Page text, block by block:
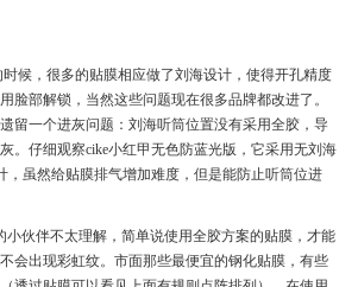
时候，很多的贴膜相应做了刘海设计，使得开孔精度
脸部解锁，当然这些问题现在很多品牌都改进了。
留一个进灰问题：刘海听筒位置没有采用全胶，导
。仔细观察cike小红甲无色防蓝光版，它采用无刘海
，虽然给贴膜排气增加难度，但是能防止听筒位进
小伙伴不太理解，简单说使用全胶方案的贴膜，才能
会出现彩虹纹。市面那些最便宜的钢化贴膜，有些